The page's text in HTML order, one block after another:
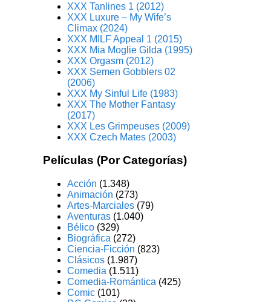
XXX Tanlines 1 (2012)
XXX Luxure – My Wife’s
Climax (2024)
XXX MILF Appeal 1 (2015)
XXX Mia Moglie Gilda (1995)
XXX Orgasm (2012)
XXX Semen Gobblers 02
(2006)
XXX My Sinful Life (1983)
XXX The Mother Fantasy
(2017)
XXX Les Grimpeuses (2009)
XXX Czech Mates (2003)
Películas (Por Categorías)
Acción (1.348)
Animación (273)
Artes-Marciales (79)
Aventuras (1.040)
Bélico (329)
Biográfica (272)
Ciencia-Ficción (823)
Clásicos (1.987)
Comedia (1.511)
Comedia-Romántica (425)
Comic (101)